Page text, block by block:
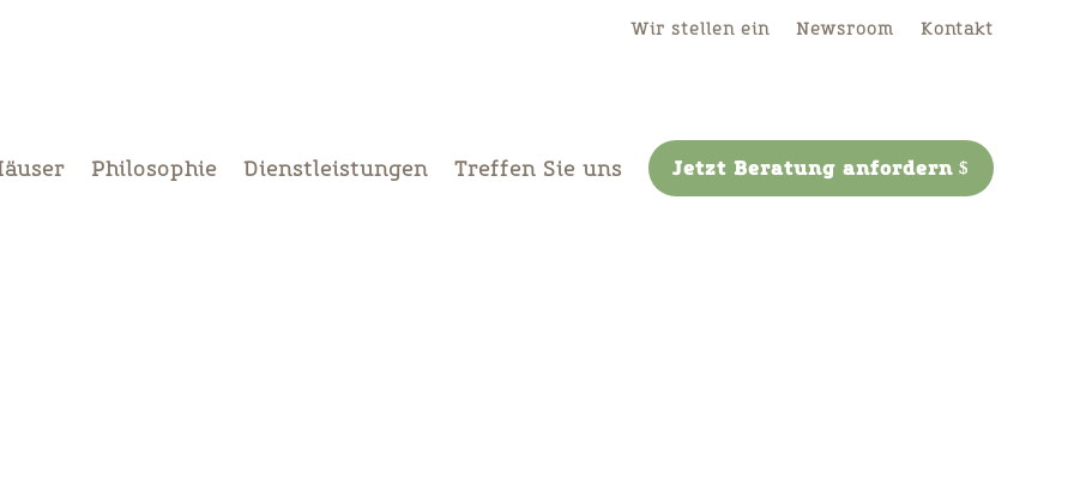
Wir stellen ein Newsroom Kontakt
Philosophie Dienstleistungen Treffen Sie uns Jetzt Beratung anfordern